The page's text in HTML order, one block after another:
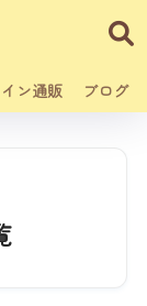
ン通販 ブログ